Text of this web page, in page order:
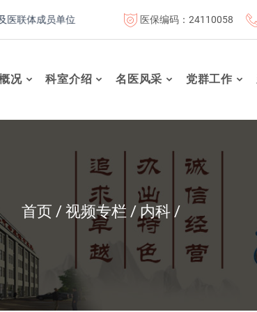
体成员单位 首都医科大学附属北京康复医院联体
医保编码：24110058
况 科室介绍 名医风采 党群工作
首页 视频专栏 内科